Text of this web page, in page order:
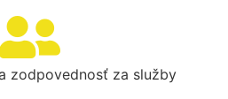
zodpovednosť za služby